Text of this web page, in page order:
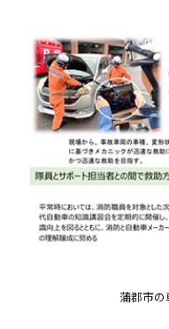
蒲郡市